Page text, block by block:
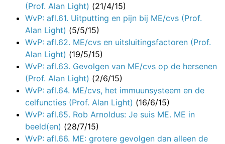
(Prof. Alan Light) (21/4/15)
WvP: afl.61. Uitputting en pijn bij ME/cvs (Prof.
Alan Light) (5/5/15)
WvP: afl.62. ME/cvs en uitsluitingsfactoren (Prof.
Alan Light) (19/5/15)
WvP: afl.63. Gevolgen van ME/cvs op de hersenen
(Prof. Alan Light) (2/6/15)
WvP: afl.64. ME/cvs, het immuunsysteem en de
celfuncties (Prof. Alan Light) (16/6/15)
WvP: afl.65. Rob Arnoldus: Je suis ME. ME in
beeld(en) (28/7/15)
WvP: afl.66. ME: grotere gevolgen dan alleen de